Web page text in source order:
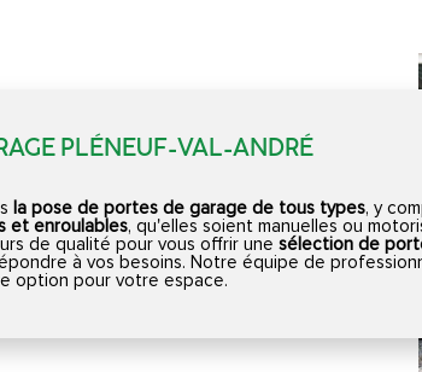
PLÉNEUF-VAL-ANDRÉ
la pose de portes de garage de tous types, y
et enroulables, qu'elles soient manuelles ou
de qualité pour vous offrir une sélection de
à vos besoins. Notre équipe de
option pour votre espace.